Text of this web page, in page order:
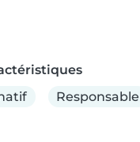
Responsable